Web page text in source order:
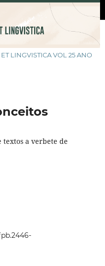
LINGVISTICA VOL 25 ANO
textos a verbete de